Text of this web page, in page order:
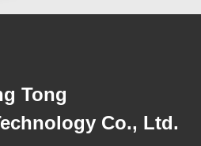
Tong
Co., Ltd.